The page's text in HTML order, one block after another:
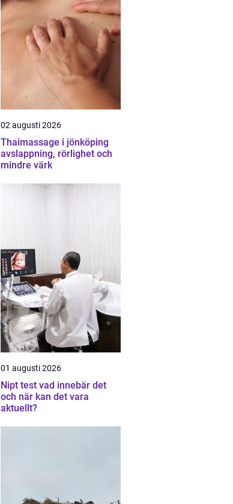
02 augusti 2026
Thaimassage i jönköping
avslappning, rörlighet och
mindre värk
01 augusti 2026
Nipt test vad innebär det
och när kan det vara
aktuellt?